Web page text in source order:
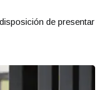
de presentar